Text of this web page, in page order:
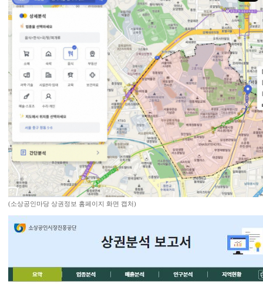
(소상공인마당 상권정보 홈페이지 화면 캡처)